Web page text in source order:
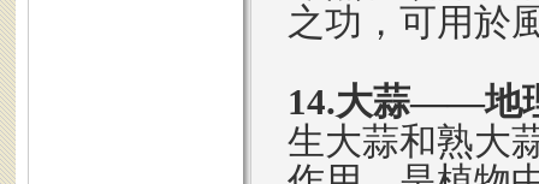
之功，可用於
14.大蒜——地
生大蒜和熟大